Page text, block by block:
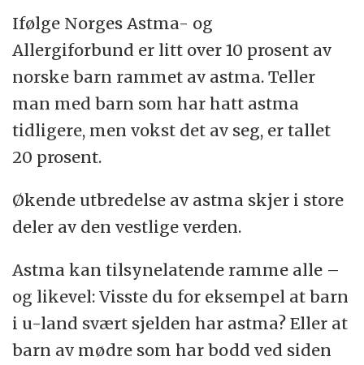
oppdagelsene har vært med på å snevre inn
antallet mulige syndere og gjort det lettere å
finne et fokus i ettersøkingen.
– I starten var det hypotesen at astma
starter hos barn. Så oppdaget vi at det
snarere starter hos småbarn, deretter
spedbarn, og nå heller vi i stigende grad til
at sykdommen starter allerede under
graviditeten, forteller Bisgaard.
Dessuten gjennomfører forskerne:
Målinger av lungefunksjon
Allergitester
Skanninger av hele kroppen (for å
kartlegge sammensetningen av fett og
muskler)
Skanning av hele genomet (gener, DNA)
Stikkprøver av luftforhold i hjemmet ved
hjelp av støvsugere og støvsamlende
brett på toppen av hyller.
Partikkelmålinger i og utenfor hjemmet
Ifølge Norges Astma- og
Allergiforbund er litt over 10 prosent av
norske barn rammet av astma. Teller
man med barn som har hatt astma
tidligere, men vokst det av seg, er tallet
20 prosent.
Økende utbredelse av astma skjer i store
deler av den vestlige verden.
Astma kan tilsynelatende ramme alle –
og likevel: Visste du for eksempel at barn
i u-land svært sjelden har astma? Eller at
barn av mødre som har bodd ved siden